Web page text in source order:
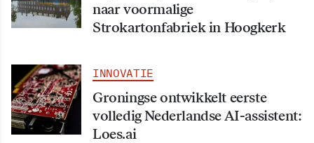
naar voormalige
Strokartonfabriek in Hoogkerk
INNOVATIE
Groningse ontwikkelt eerste
volledig Nederlandse AI-assistent:
Loes.ai